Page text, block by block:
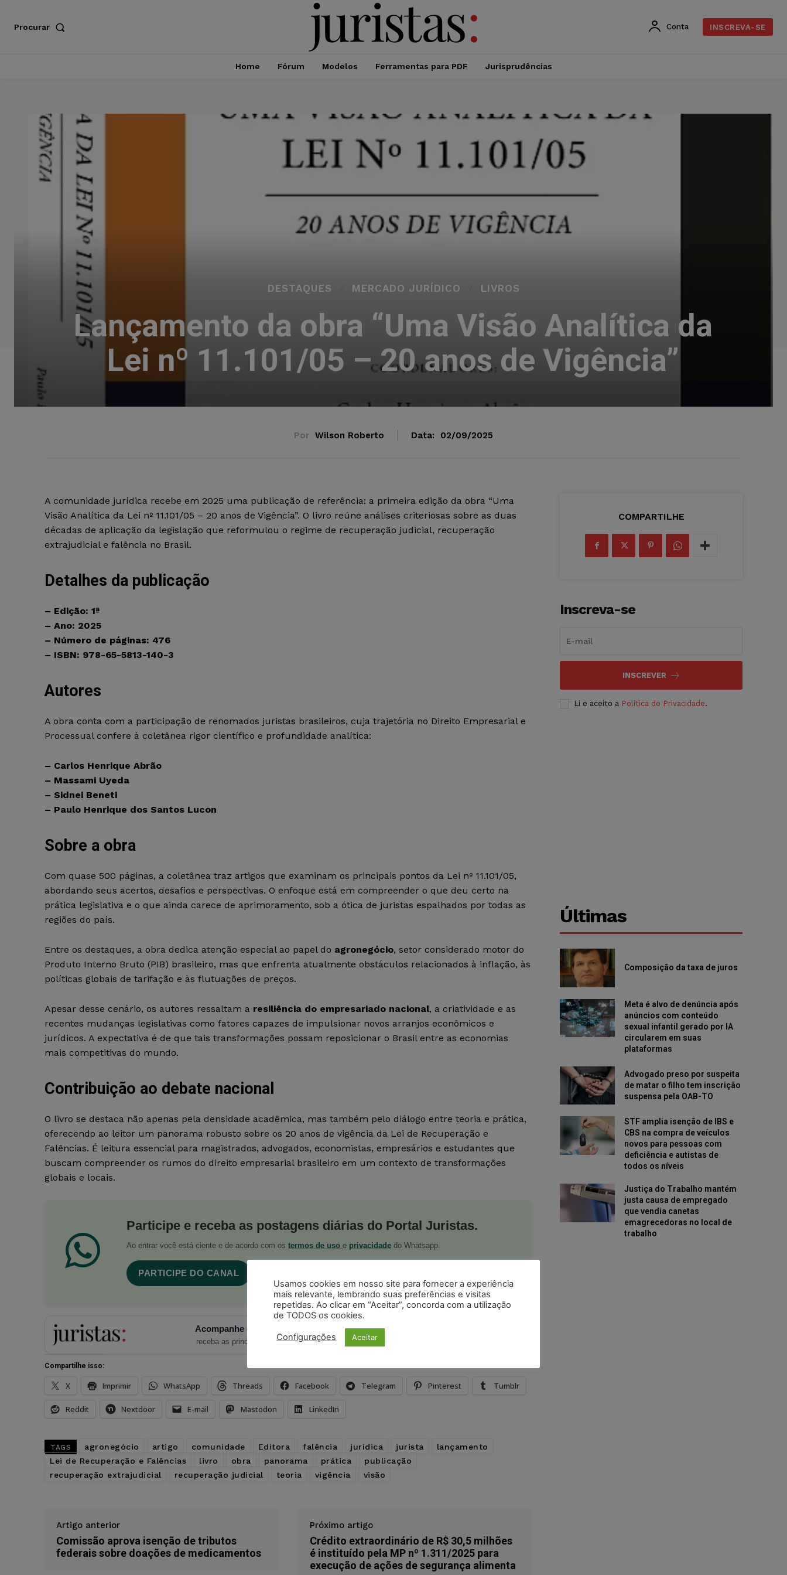
Procurar Conta INSCREVA-SE
Home Fórum Modelos Ferramentas para PDF Jurisprudências
DESTAQUES MERCADO JURÍDICO LIVROS
Lançamento da obra “Uma Visão Analítica da
Lei nº 11.101/05 – 20 anos de Vigência”
Por Wilson Roberto Data: 02/09/2025
A comunidade jurídica recebe em 2025 uma publicação de referência: a primeira edição da obra “Uma
Visão Analítica da Lei nº 11.101/05 – 20 anos de Vigência”. O livro reúne análises criteriosas sobre as duas
décadas de aplicação da legislação que reformulou o regime de recuperação judicial, recuperação
extrajudicial e falência no Brasil.
Detalhes da publicação
– Edição: 1ª
– Ano: 2025
– Número de páginas: 476
– ISBN: 978-65-5813-140-3
Autores
A obra conta com a participação de renomados juristas brasileiros, cuja trajetória no Direito Empresarial e
Processual confere à coletânea rigor científico e profundidade analítica:
– Carlos Henrique Abrão
– Massami Uyeda
– Sidnei Beneti
– Paulo Henrique dos Santos Lucon
Sobre a obra
Com quase 500 páginas, a coletânea traz artigos que examinam os principais pontos da Lei nº 11.101/05,
abordando seus acertos, desafios e perspectivas. O enfoque está em compreender o que deu certo na
prática legislativa e o que ainda carece de aprimoramento, sob a ótica de juristas espalhados por todas as
regiões do país.
Entre os destaques, a obra dedica atenção especial ao papel do agronegócio, setor considerado motor do
Produto Interno Bruto (PIB) brasileiro, mas que enfrenta atualmente obstáculos relacionados à inflação, às
políticas globais de tarifação e às flutuações de preços.
Apesar desse cenário, os autores ressaltam a resiliência do empresariado nacional, a criatividade e as
recentes mudanças legislativas como fatores capazes de impulsionar novos arranjos econômicos e
jurídicos. A expectativa é de que tais transformações possam reposicionar o Brasil entre as economias
mais competitivas do mundo.
Contribuição ao debate nacional
O livro se destaca não apenas pela densidade acadêmica, mas também pelo diálogo entre teoria e prática,
oferecendo ao leitor um panorama robusto sobre os 20 anos de vigência da Lei de Recuperação e
Falências. É leitura essencial para magistrados, advogados, economistas, empresários e estudantes que
buscam compreender os rumos do direito empresarial brasileiro em um contexto de transformações
globais e locais.
Participe e receba as postagens diárias do Portal Juristas.
Ao entrar você está ciente e de acordo com os termos de uso e privacidade do Whatsapp.
PARTICIPE DO CANAL
Acompanhe o Juristas no Google News
receba as principais notícias jurídicas do Brasil
Compartilhe isso:
X Imprimir WhatsApp Threads Facebook Telegram Pinterest Tumblr
Reddit Nextdoor E-mail Mastodon LinkedIn
TAGS agronegócio artigo comunidade Editora falência jurídica jurista
lançamento
Lei de Recuperação e Falências
livro obra panorama prática
publicação
recuperação extrajudicial
recuperação judicial teoria vigência visão
Artigo anterior
Comissão aprova isenção de tributos
federais sobre doações de medicamentos
Próximo artigo
Crédito extraordinário de R$ 30,5 milhões
é instituído pela MP nº 1.311/2025 para
execução de ações de segurança alimenta
COMPARTILHE
Inscreva-se
INSCREVER
Li e aceito a Política de Privacidade.
Últimas
Composição da taxa de juros
Meta é alvo de denúncia após
anúncios com conteúdo
sexual infantil gerado por IA
circularem em suas
plataformas
Advogado preso por suspeita
de matar o filho tem inscrição
suspensa pela OAB-TO
STF amplia isenção de IBS e
CBS na compra de veículos
novos para pessoas com
deficiência e autistas de
todos os níveis
Justiça do Trabalho mantém
justa causa de empregado
que vendia canetas
emagrecedoras no local de
trabalho
Usamos cookies em nosso site para fornecer a experiência
mais relevante, lembrando suas preferências e visitas
repetidas. Ao clicar em “Aceitar”, concorda com a utilização
de TODOS os cookies.
Configurações Aceitar